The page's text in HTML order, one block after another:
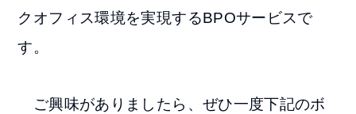
クオフィス環境を実現するBPOサービスで
す。
ご興味がありましたら、ぜひ一度下記のボ